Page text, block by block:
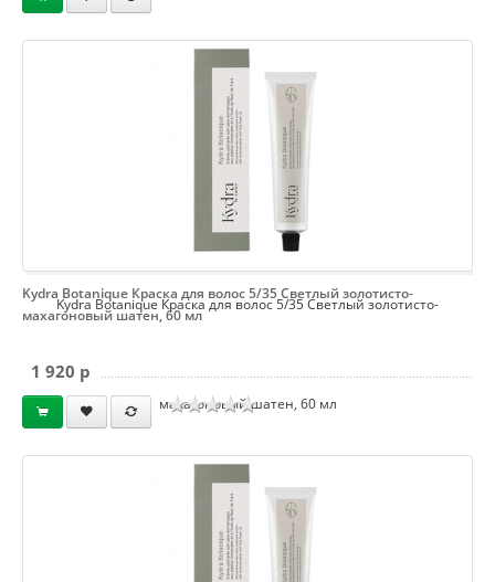
Kydra Botanique Краска для волос 5/35 Светлый золотисто-
махагоновый шатен, 60 мл
Kydra Botanique Краска для волос 5/35 Светлый золотисто-
махагоновый шатен, 60 мл
1 920 p